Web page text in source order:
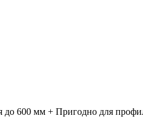
600 мм + Пригодно для